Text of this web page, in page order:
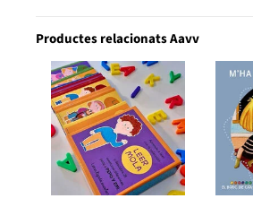
Productes relacionats Aavv